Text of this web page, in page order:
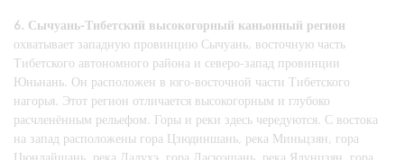
6. Сычуань-Тибетский высокогорный каньонный регион
охватывает западную провинцию Сычуань, восточную часть
Тибетского автономного района и северо-запад провинции
Юньнань. Он расположен в юго-восточной части Тибетского
нагорья. Этот регион отличается высокогорным и глубоко
расчленённым рельефом. Горы и реки здесь чередуются. С востока
на запад расположены гора Цзюдиншань, река Миньцзян, гора
Цюнлайшань, река Дадухэ, гора Дасюэшань, река Ялунцзян, гора